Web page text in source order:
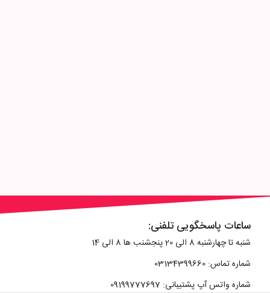
ساعات پاسخگویی تلفنی:
شنبه تا چهارشنبه 8 الی 20 پنجشنب ها 8 الی 14
شماره تماس: 03134399660
شماره واتس آپ پشتیبانی: 09199777697